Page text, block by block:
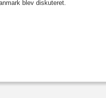
blev diskuteret.